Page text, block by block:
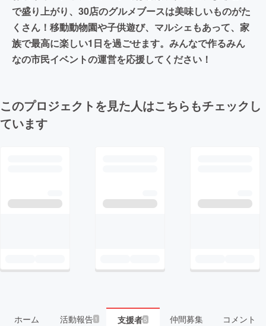
で盛り上がり、30店のグルメブースは美味しいものがた
くさん！移動動物園や子供遊び、マルシェもあって、家
族で最高に楽しい1日を過ごせます。みんなで作るみん
なの市民イベントの運営を応援してください！
このプロジェクトを見た人はこちらもチェックし
ています
ホーム 活動報告1 支援者5 仲間募集 コメント